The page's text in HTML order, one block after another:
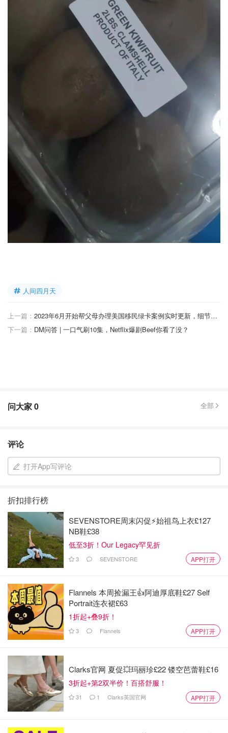
人间四月天
上一篇：
2023年6月开始帮父母办理美国移民绿卡案例实时更新，细节攻略。
下一篇： DM问答 | 一口气刷10集，Netflix爆剧Beef你看了没？
问大家0 全部
评论
打开App写评论
折扣排行榜
SEVENSTORE周末闪促⚡️始祖鸟上衣£127
NB鞋£38
低至3折！Our Legacy罕见折
3 SEVENSTORE APP打开
Flannels 本周捡漏王👍阿迪厚底鞋£27 Self
Portrait连衣裙£63
1折起+叠9折！
3 Flannels APP打开
Clarks官网 夏促💥玛丽珍£22 镂空芭蕾鞋£16
3折起+第2双半价！百搭舒服！
31 1 Clarks英国官网 APP打开